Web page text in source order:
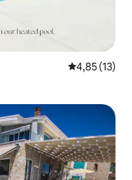
Évaluation
4,85 (13)